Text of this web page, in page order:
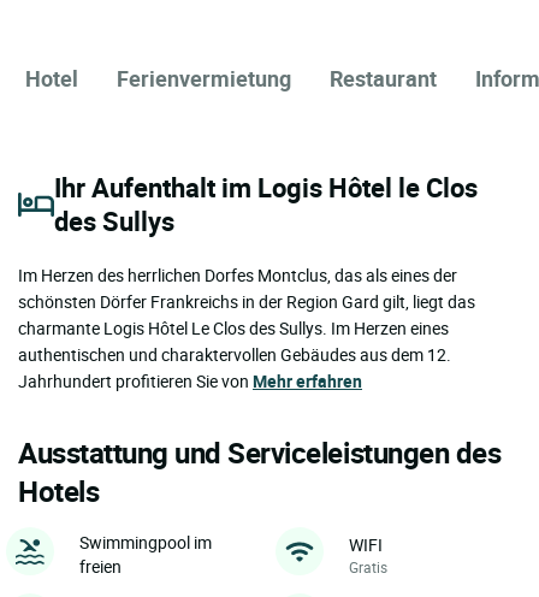
Hotel Ferienvermietung Restaurant
Ihr Aufenthalt im Logis Hôtel le Clos
des Sullys
Im Herzen des herrlichen Dorfes Montclus, das als eines der
schönsten Dörfer Frankreichs in der Region Gard gilt, liegt das
charmante Logis Hôtel Le Clos des Sullys. Im Herzen eines
authentischen und charaktervollen Gebäudes aus dem 12.
Jahrhundert profitieren Sie von Mehr erfahren
Ausstattung und Serviceleistungen des
Hotels
Swimmingpool im
freien
WIFI
Gratis